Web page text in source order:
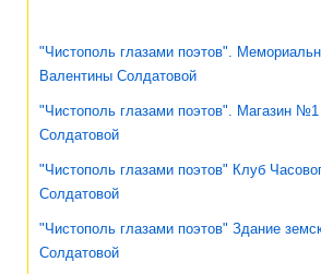
"Чистополь глазами поэтов".
Валентины Солдатовой
"Чистополь глазами поэтов". Магазин
Солдатовой
"Чистополь глазами поэтов" Клуб
Солдатовой
"Чистополь глазами поэтов" Здание
Солдатовой